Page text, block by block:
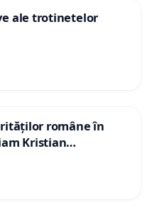
ale trotinetelor
române în
Kristian
în Danemarca de